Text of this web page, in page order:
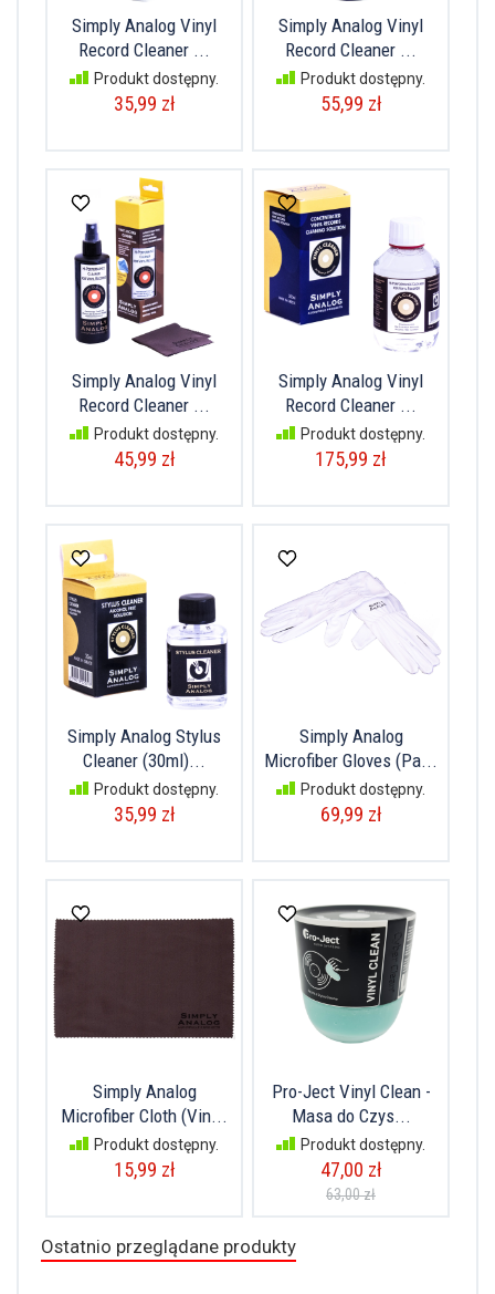
Simply Analog Vinyl
Record Cleaner ...
Produkt dostępny.
35,99 zł
Simply Analog Vinyl
Record Cleaner ...
Produkt dostępny.
55,99 zł
Simply Analog Vinyl
Record Cleaner ...
Produkt dostępny.
45,99 zł
Simply Analog Vinyl
Record Cleaner ...
Produkt dostępny.
175,99 zł
Simply Analog Stylus
Cleaner (30ml)...
Produkt dostępny.
35,99 zł
Simply Analog
Microfiber Gloves (Pa...
Produkt dostępny.
69,99 zł
Simply Analog
Microfiber Cloth (Vin...
Produkt dostępny.
15,99 zł
Pro-Ject Vinyl Clean -
Masa do Czys...
Produkt dostępny.
47,00 zł
63,00 zł
Ostatnio przeglądane produkty